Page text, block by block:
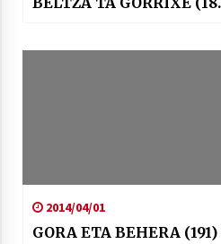
2014/04/01
GORA ETA BEHERA